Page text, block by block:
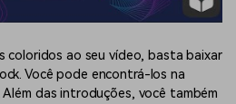
coloridos ao seu vídeo, basta baixar
Você pode encontrá-los na
Além das introduções, você também